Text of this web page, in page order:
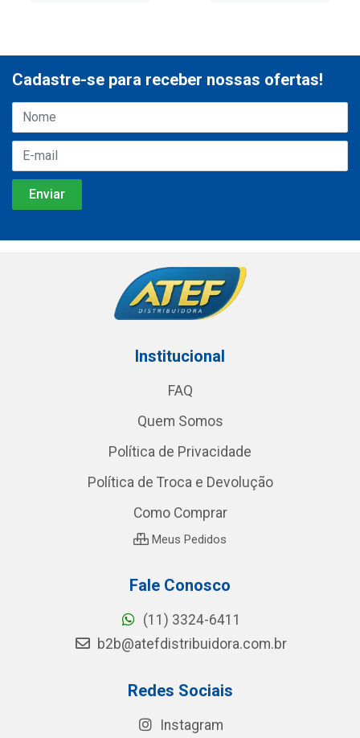
Cadastre-se para receber nossas ofertas!
Institucional
FAQ
Quem Somos
Política de Privacidade
Política de Troca e Devolução
Como Comprar
Meus Pedidos
Fale Conosco
(11) 3324-6411
b2b@atefdistribuidora.com.br
Redes Sociais
Instagram